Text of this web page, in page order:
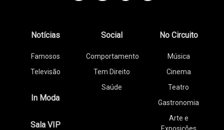
Notícias
Famosos
Televisão
In Moda
Sala VIP
Social
Comportamento
Tem Direito
Saúde
No Circuito
Música
Cinema
Teatro
Gastronomia
Arte e
Exposições